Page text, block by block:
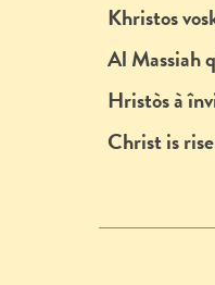
Khristos
Al Massiah
Hristòs à
Christ is